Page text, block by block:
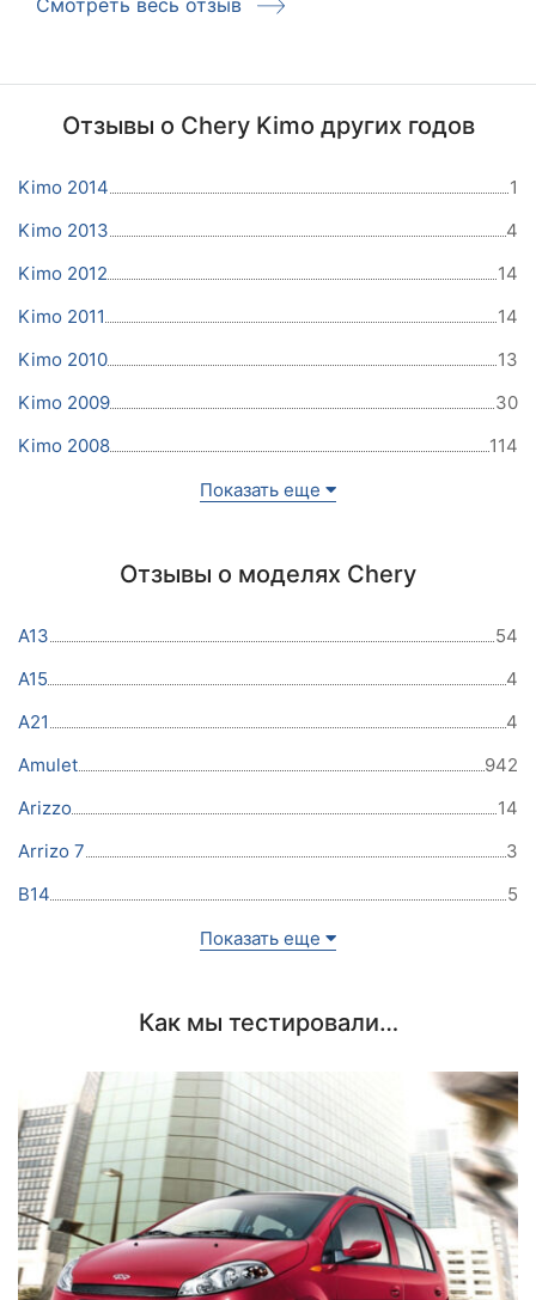
Отзывы о Chery Kimo других годов
Kimo 2014
1
Kimo 2013
4
Kimo 2012
14
Kimo 2011
14
Kimo 2010
13
Kimo 2009
30
Kimo 2008
114
Показать еще
Отзывы о моделях Chery
A13
54
A15
4
A21
4
Amulet
942
Arizzo
14
Arrizo 7
3
B14
5
Показать еще
Как мы тестировали…